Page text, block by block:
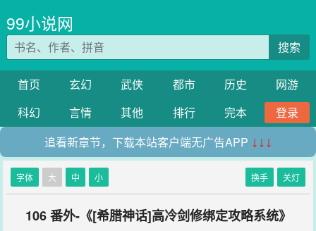
99小说网
搜索
首页 玄幻 武侠 都市 历史
网游
科幻
言情 其他 排行 完本
登录
追看新章节，下载本站客户端无广告APP ↓↓↓
字体 大 中 小 换手 关灯
106 番外-《[希腊神话]高冷剑修绑定攻略系统》